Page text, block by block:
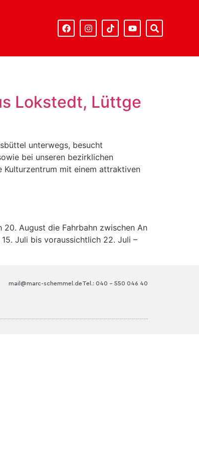
Lokstedt, Lüttge
unterwegs, besucht
bei unseren bezirklichen
Kulturzentrum mit einem attraktiven
August die Fahrbahn zwischen An
Juli bis voraussichtlich 22. Juli –
Tel.: 040 – 550 046 40
mail@marc-schemmel.de